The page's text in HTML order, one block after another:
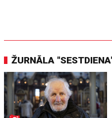
ŽURNĀLA